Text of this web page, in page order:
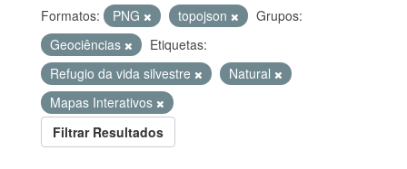
Formatos:
PNG topojson
Grupos:
Geociências
Etiquetas:
Refugio da vida silvestre
Natural
Mapas Interativos
Filtrar Resultados